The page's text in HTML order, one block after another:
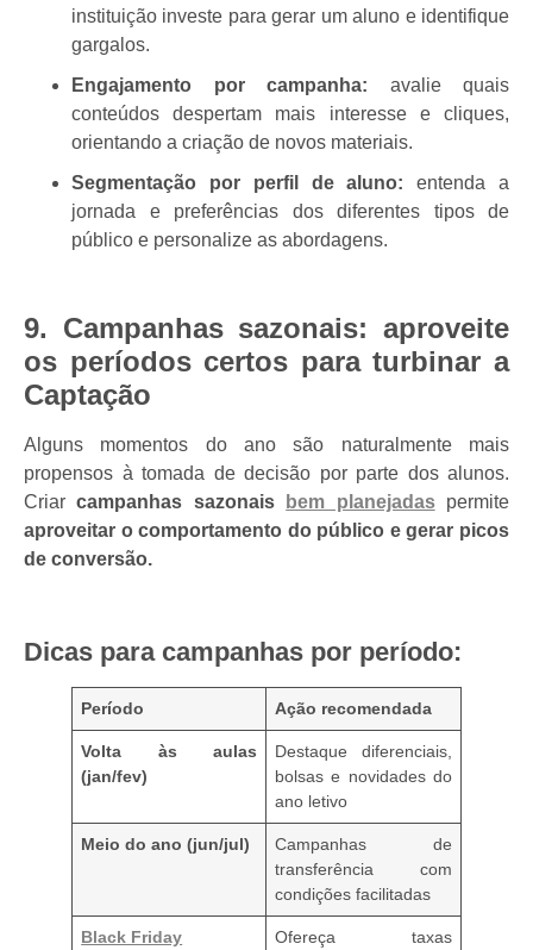
instituição investe para gerar um aluno e identifique
gargalos.
Engajamento por campanha: avalie quais
conteúdos despertam mais interesse e cliques,
orientando a criação de novos materiais.
Segmentação por perfil de aluno: entenda a
jornada e preferências dos diferentes tipos de
público e personalize as abordagens.
9. Campanhas sazonais: aproveite
os períodos certos para turbinar a
Captação
Alguns momentos do ano são naturalmente mais
propensos à tomada de decisão por parte dos alunos.
Criarcampanhas sazonais bem planejadaspermite
aproveitar o comportamento do público e gerar picos
de conversão.
Dicas para campanhas por período:
Período Ação recomendada
Volta às aulas
(jan/fev)
Destaque diferenciais,
bolsas e novidades do
ano letivo
Meio do ano (jun/jul)
Campanhas de
transferência com
condições facilitadas
Black Friday
Ofereça taxas